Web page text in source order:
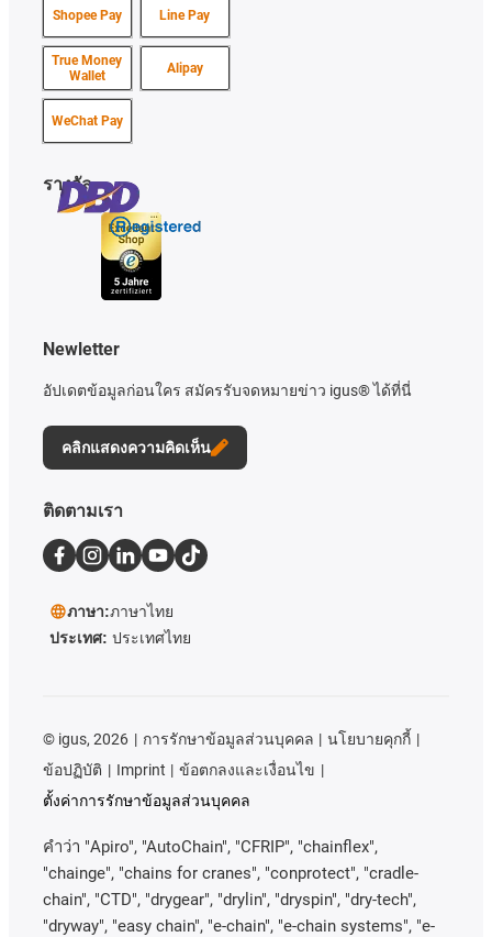
Shopee Pay Line Pay
True Money
Wallet
Alipay
WeChat Pay
รางวัล
Newletter
อัปเดตข้อมูลก่อนใคร สมัครรับจดหมายข่าว igus® ได้ที่นี่
คลิกแสดงความคิดเห็น
ติดตามเรา
ภาษา:ภาษาไทย
ประเทศ: ประเทศไทย
© igus, 2026 การรักษาข้อมูลส่วนบุคคล
นโยบายคุกกี้
ข้อปฏิบัติ
Imprint
ข้อตกลงและเงื่อนไข
ตั้งค่าการรักษาข้อมูลส่วนบุคคล
คําว่า "Apiro", "AutoChain", "CFRIP", "chainflex",
"chainge", "chains for cranes", "conprotect", "cradle-
chain", "CTD", "drygear", "drylin", "dryspin", "dry-tech",
"dryway", "easy chain", "e-chain", "e-chain systems", "e-